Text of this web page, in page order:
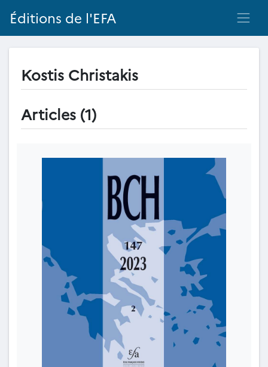
Éditions de l'EFA
Kostis Christakis
Articles (1)